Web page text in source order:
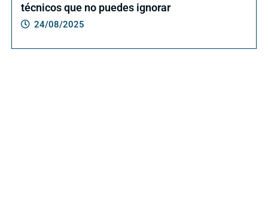
técnicos que no puedes ignorar
24/08/2025